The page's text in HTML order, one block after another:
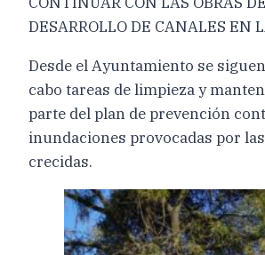
DESARROLLO DE CANALES EN
Desde el Ayuntamiento se
cabo tareas de limpieza y
parte del plan de prevención
inundaciones provocadas por
crecidas.